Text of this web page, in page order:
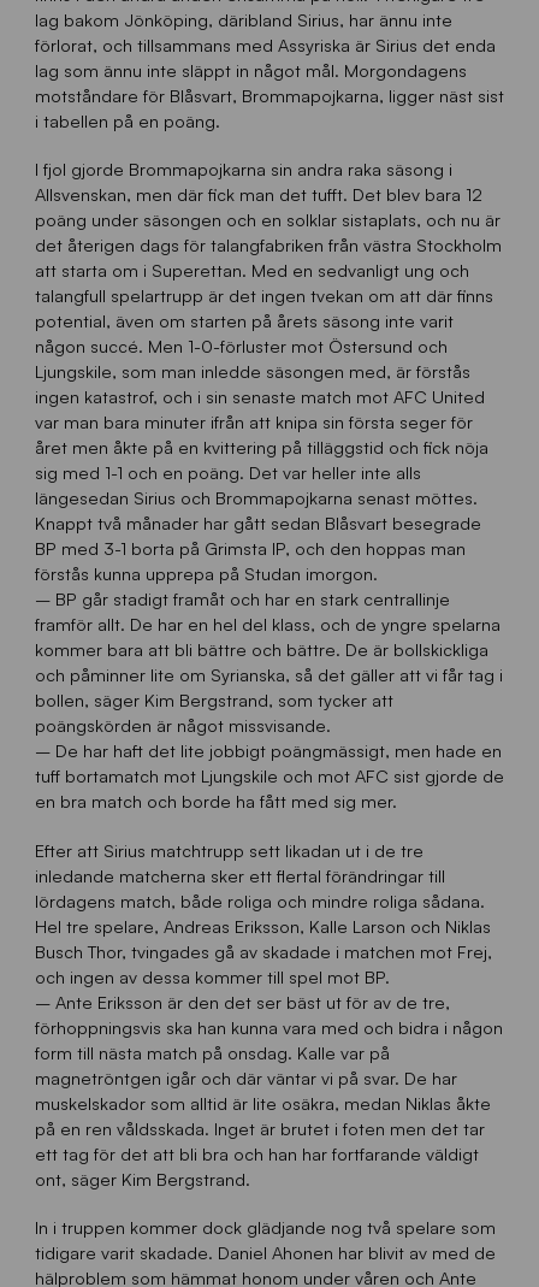
lag bakom Jönköping, däribland Sirius, har ännu inte
förlorat, och tillsammans med Assyriska är Sirius det enda
lag som ännu inte släppt in något mål. Morgondagens
motståndare för Blåsvart, Brommapojkarna, ligger näst sist
i tabellen på en poäng.
I fjol gjorde Brommapojkarna sin andra raka säsong i
Allsvenskan, men där fick man det tufft. Det blev bara 12
poäng under säsongen och en solklar sistaplats, och nu är
det återigen dags för talangfabriken från västra Stockholm
att starta om i Superettan. Med en sedvanligt ung och
talangfull spelartrupp är det ingen tvekan om att där finns
potential, även om starten på årets säsong inte varit
någon succé. Men 1-0-förluster mot Östersund och
Ljungskile, som man inledde säsongen med, är förstås
ingen katastrof, och i sin senaste match mot AFC United
var man bara minuter ifrån att knipa sin första seger för
året men åkte på en kvittering på tilläggstid och fick nöja
sig med 1-1 och en poäng. Det var heller inte alls
längesedan Sirius och Brommapojkarna senast möttes.
Knappt två månader har gått sedan Blåsvart besegrade
BP med 3-1 borta på Grimsta IP, och den hoppas man
förstås kunna upprepa på Studan imorgon.
– BP går stadigt framåt och har en stark centrallinje
framför allt. De har en hel del klass, och de yngre spelarna
kommer bara att bli bättre och bättre. De är bollskickliga
och påminner lite om Syrianska, så det gäller att vi får tag i
bollen, säger Kim Bergstrand, som tycker att
poängskörden är något missvisande.
– De har haft det lite jobbigt poängmässigt, men hade en
tuff bortamatch mot Ljungskile och mot AFC sist gjorde de
en bra match och borde ha fått med sig mer.
Efter att Sirius matchtrupp sett likadan ut i de tre
inledande matcherna sker ett flertal förändringar till
lördagens match, både roliga och mindre roliga sådana.
Hel tre spelare, Andreas Eriksson, Kalle Larson och Niklas
Busch Thor, tvingades gå av skadade i matchen mot Frej,
och ingen av dessa kommer till spel mot BP.
– Ante Eriksson är den det ser bäst ut för av de tre,
förhoppningsvis ska han kunna vara med och bidra i någon
form till nästa match på onsdag. Kalle var på
magnetröntgen igår och där väntar vi på svar. De har
muskelskador som alltid är lite osäkra, medan Niklas åkte
på en ren våldsskada. Inget är brutet i foten men det tar
ett tag för det att bli bra och han har fortfarande väldigt
ont, säger Kim Bergstrand.
In i truppen kommer dock glädjande nog två spelare som
tidigare varit skadade. Daniel Ahonen har blivit av med de
hälproblem som hämmat honom under våren och Ante